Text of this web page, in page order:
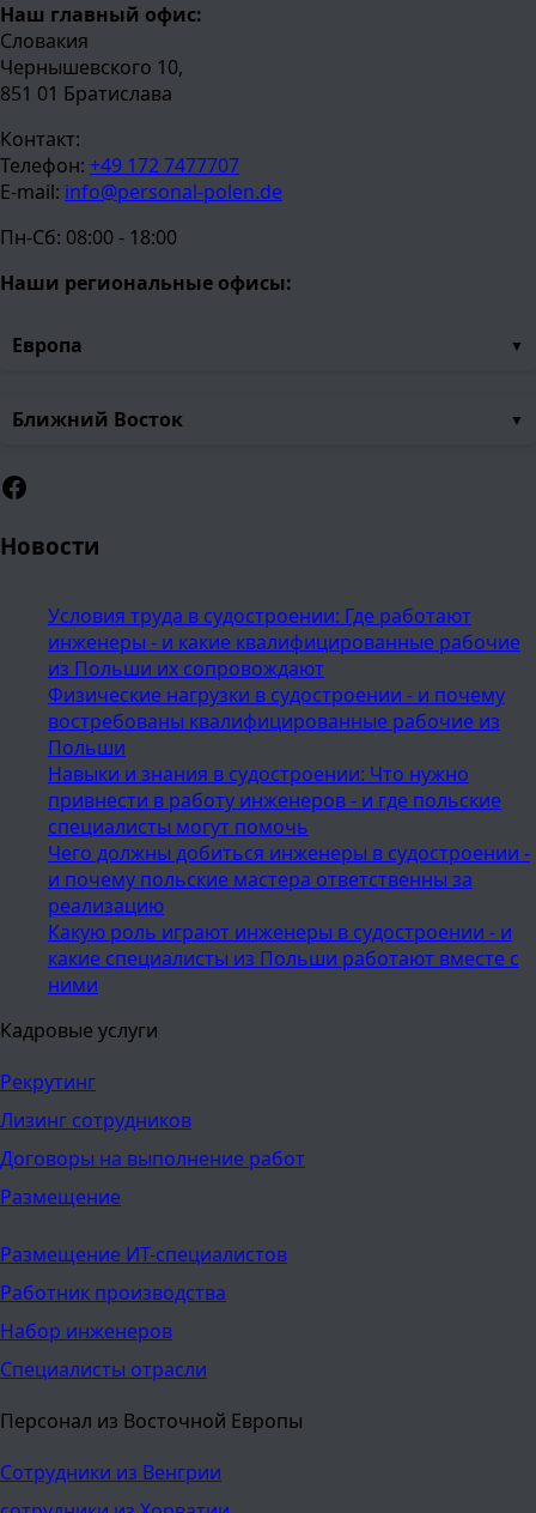
Наш главный офис:
Словакия
Чернышевского 10,
851 01 Братислава
Контакт:
Телефон: +49 172 7477707
E-mail: info@personal-polen.de
Пн-Сб: 08:00 - 18:00
Наши региональные офисы:
Европа
Ближний Восток
Facebook
Новости
Условия труда в судостроении: Где работают
инженеры - и какие квалифицированные рабочие
из Польши их сопровождают
Физические нагрузки в судостроении - и почему
востребованы квалифицированные рабочие из
Польши
Навыки и знания в судостроении: Что нужно
привнести в работу инженеров - и где польские
специалисты могут помочь
Чего должны добиться инженеры в судостроении -
и почему польские мастера ответственны за
реализацию
Какую роль играют инженеры в судостроении - и
какие специалисты из Польши работают вместе с
ними
Кадровые услуги
Рекрутинг
Лизинг сотрудников
Договоры на выполнение работ
Размещение
Размещение ИТ-специалистов
Работник производства
Набор инженеров
Специалисты отрасли
Персонал из Восточной Европы
Сотрудники из Венгрии